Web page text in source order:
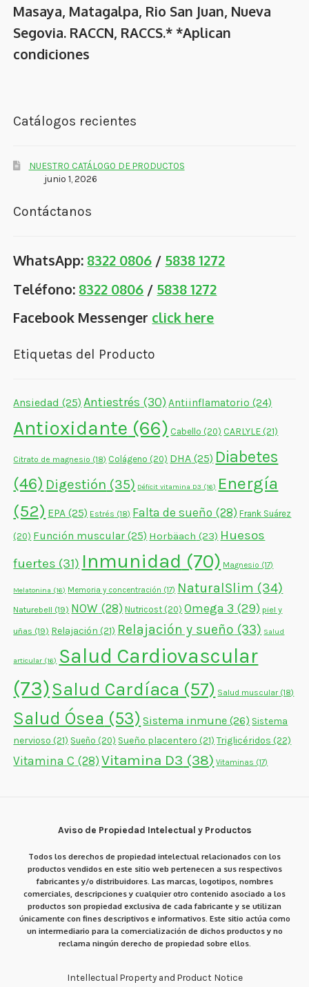
Masaya, Matagalpa, Rio San Juan, Nueva
Segovia. RACCN, RACCS.* *Aplican
condiciones
Catálogos recientes
NUESTRO CATÁLOGO DE PRODUCTOS
junio 1, 2026
Contáctanos
WhatsApp: 8322 0806 / 5838 1272
Teléfono: 8322 0806 / 5838 1272
Facebook Messenger click here
Etiquetas del Producto
Ansiedad (25) Antiestrés (30)Antiinflamatorio (24)
Antioxidante (66) Cabello (20) CARLYLE(21)
Citrato de magnesio (18) Colágeno (20) DHA (25) Diabetes
(46) Digestión (35) Déficit vitamina D3 (16) Energía
(52) EPA (25) Estrés (18) Falta de sueño (28) Frank Suárez
(20) Función muscular (25) Horbäach (23) Huesos
fuertes (31) Inmunidad (70) Magnesio (17)
Melatonina (16) Memoria y concentración (17) NaturalSlim (34)
Naturebell (19) NOW (28) Nutricost (20) Omega 3 (29) piel y
uñas (19) Relajación (21) Relajación y sueño (33) Salud
articular (16) Salud Cardiovascular
(73)Salud Cardíaca (57) Salud muscular(18)
Salud Ósea (53) Sistema inmune (26) Sistema
nervioso (21) Sueño (20) Sueño placentero (21) Triglicéridos (22)
Vitamina C (28) Vitamina D3 (38) Vitaminas (17)
Aviso de Propiedad Intelectual y Productos
Todos los derechos de propiedad intelectual relacionados con los
productos vendidos en este sitio web pertenecen a sus respectivos
fabricantes y/o distribuidores. Las marcas, logotipos, nombres
comerciales, descripciones y cualquier otro contenido asociado a los
productos son propiedad exclusiva de cada fabricante y se utilizan
únicamente con fines descriptivos e informativos. Este sitio actúa como
un intermediario para la comercialización de dichos productos y no
reclama ningún derecho de propiedad sobre ellos.
Intellectual Property and Product Notice